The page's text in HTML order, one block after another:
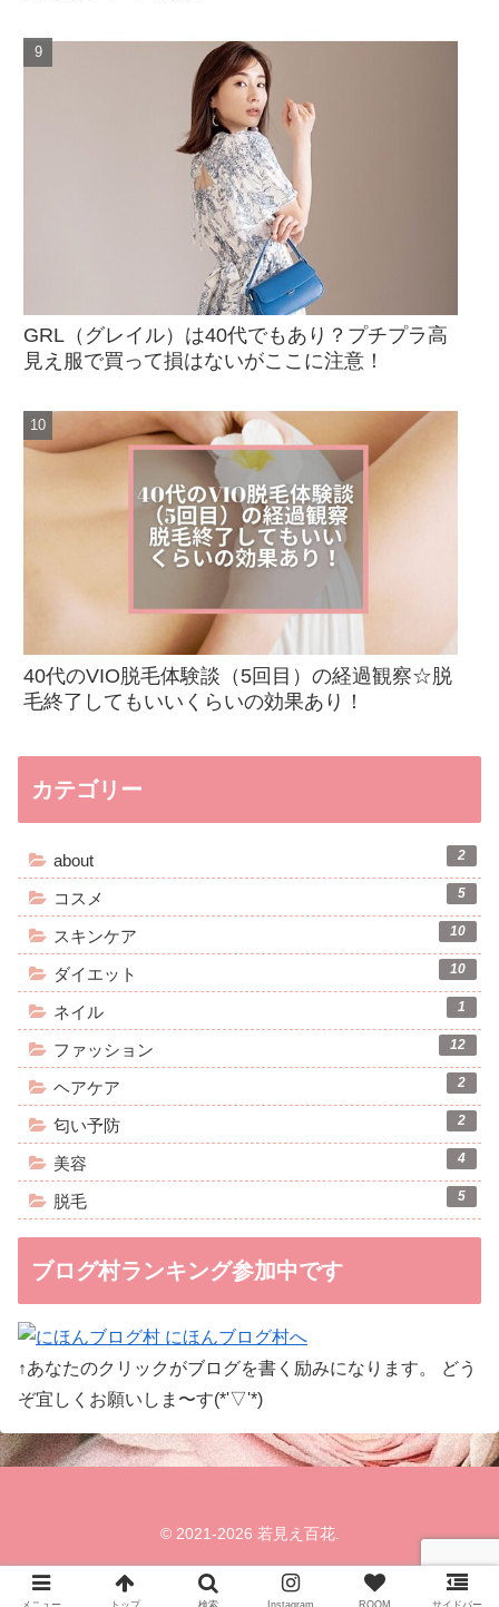
GRL（グレイル）は40代でもあり？プチプラ高
見え服で買って損はないがここに注意！
40代のVIO脱毛体験談（5回目）の経過観察☆脱
毛終了してもいいくらいの効果あり！
カテゴリー
about 2
コスメ 5
スキンケア 10
ダイエット 10
ネイル 1
ファッション 12
ヘアケア 2
匂い予防 2
美容 4
脱毛 5
ブログ村ランキング参加中です
↑あなたのクリックがブログを書く励みになります。 どう
ぞ宜しくお願いしま〜す(*'▽'*)
© 2021-2026 若見え百花.
メニュー トップ 検索 Instagram ROOM サイドバー